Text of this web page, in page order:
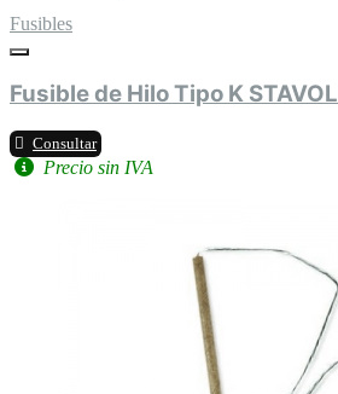
Fusibles
Fusible de Hilo Tipo K
Consultar
Precio sin IVA